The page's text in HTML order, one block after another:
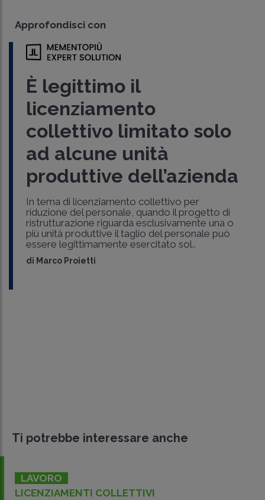
Approfondisci con
È legittimo il
licenziamento
collettivo limitato solo
ad alcune unità
produttive dell’azienda
In tema di licenziamento collettivo per
riduzione del personale, quando il progetto di
ristrutturazione riguarda esclusivamente una o
più unità produttive il taglio del personale può
essere legittimamente esercitato sol..
di Marco Proietti
Ti potrebbe interessare anche
LAVORO
LICENZIAMENTI COLLETTIVI